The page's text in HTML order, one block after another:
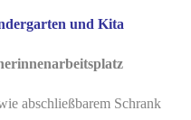
und Kita
abschließbarem Schrank